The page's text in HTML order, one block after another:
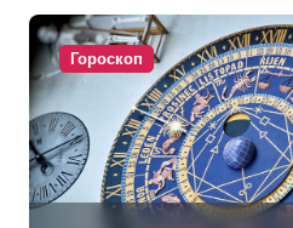
питании
Гороскоп